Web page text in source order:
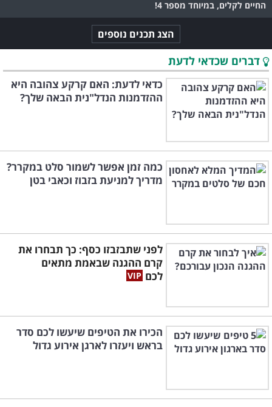
החיים לקלים, במיוחד מספר 4!
הצג תכנים נוספים
דברים שכדאי לדעת
כדאי לדעת: האם קרקע צהובה היא
ההזדמנות הנדל"נית הבאה שלך?
כמה זמן אפשר לשמור סלט במקרר?
מדריך למניעת בזבוז וכאבי בטן
לפני שתבזבזו כסף: כך תבחרו את
קרם ההגנה שבאמת מתאים
לכם
הכירו את הטיפים שיעשו לכם סדר
בראש ויעזרו לארגן אירוע גדול